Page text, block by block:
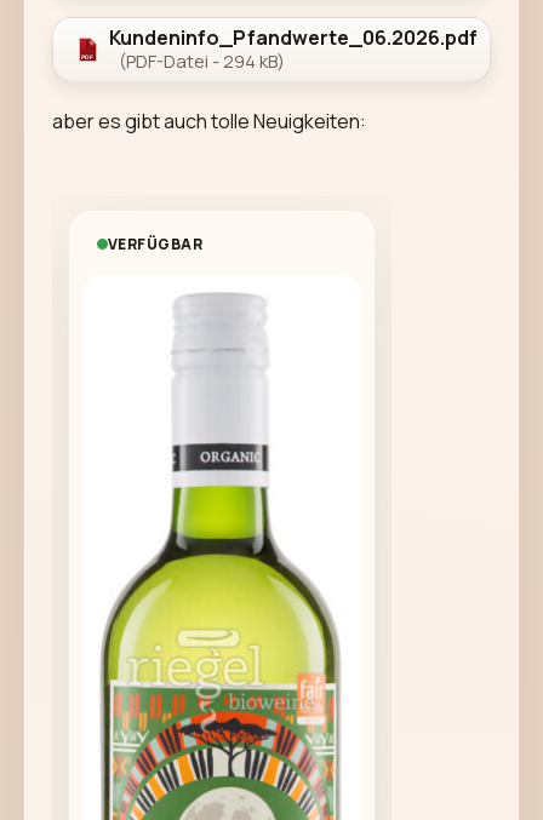
Kundeninfo_Pfandwerte_06.2026.pdf
(PDF-Datei - 294 kB)
aber es gibt auch tolle Neuigkeiten:
VERFÜGBAR